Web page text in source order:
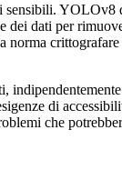
YOLOv8
dati per
norma
di
che